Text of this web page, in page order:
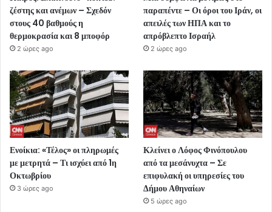
ζέστης και ανέμων – Σχεδόν
στους 40 βαθμούς η
θερμοκρασία και 8 μποφόρ
2 ώρες ago
παραπέντε – Οι όροι του Ιράν, οι
απειλές των ΗΠΑ και το
απρόβλεπτο Ισραήλ
2 ώρες ago
Ενοίκια: «Τέλος» οι πληρωμές
με μετρητά – Τι ισχύει από 1η
Οκτωβρίου
3 ώρες ago
Κλείνει ο Λόφος Φινόπουλου
από τα μεσάνυχτα – Σε
επιφυλακή οι υπηρεσίες του
Δήμου Αθηναίων
5 ώρες ago